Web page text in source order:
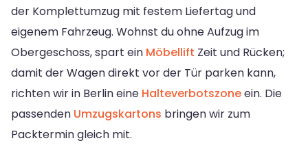
der Komplettumzug mit festem Liefertag und
eigenem Fahrzeug. Wohnst du ohne Aufzug im
Obergeschoss, spart ein Möbellift Zeit und Rücken;
damit der Wagen direkt vor der Tür parken kann,
richten wir in Berlin eine Halteverbotszoneein. Die
passenden Umzugskartons bringen wir zum
Packtermin gleich mit.